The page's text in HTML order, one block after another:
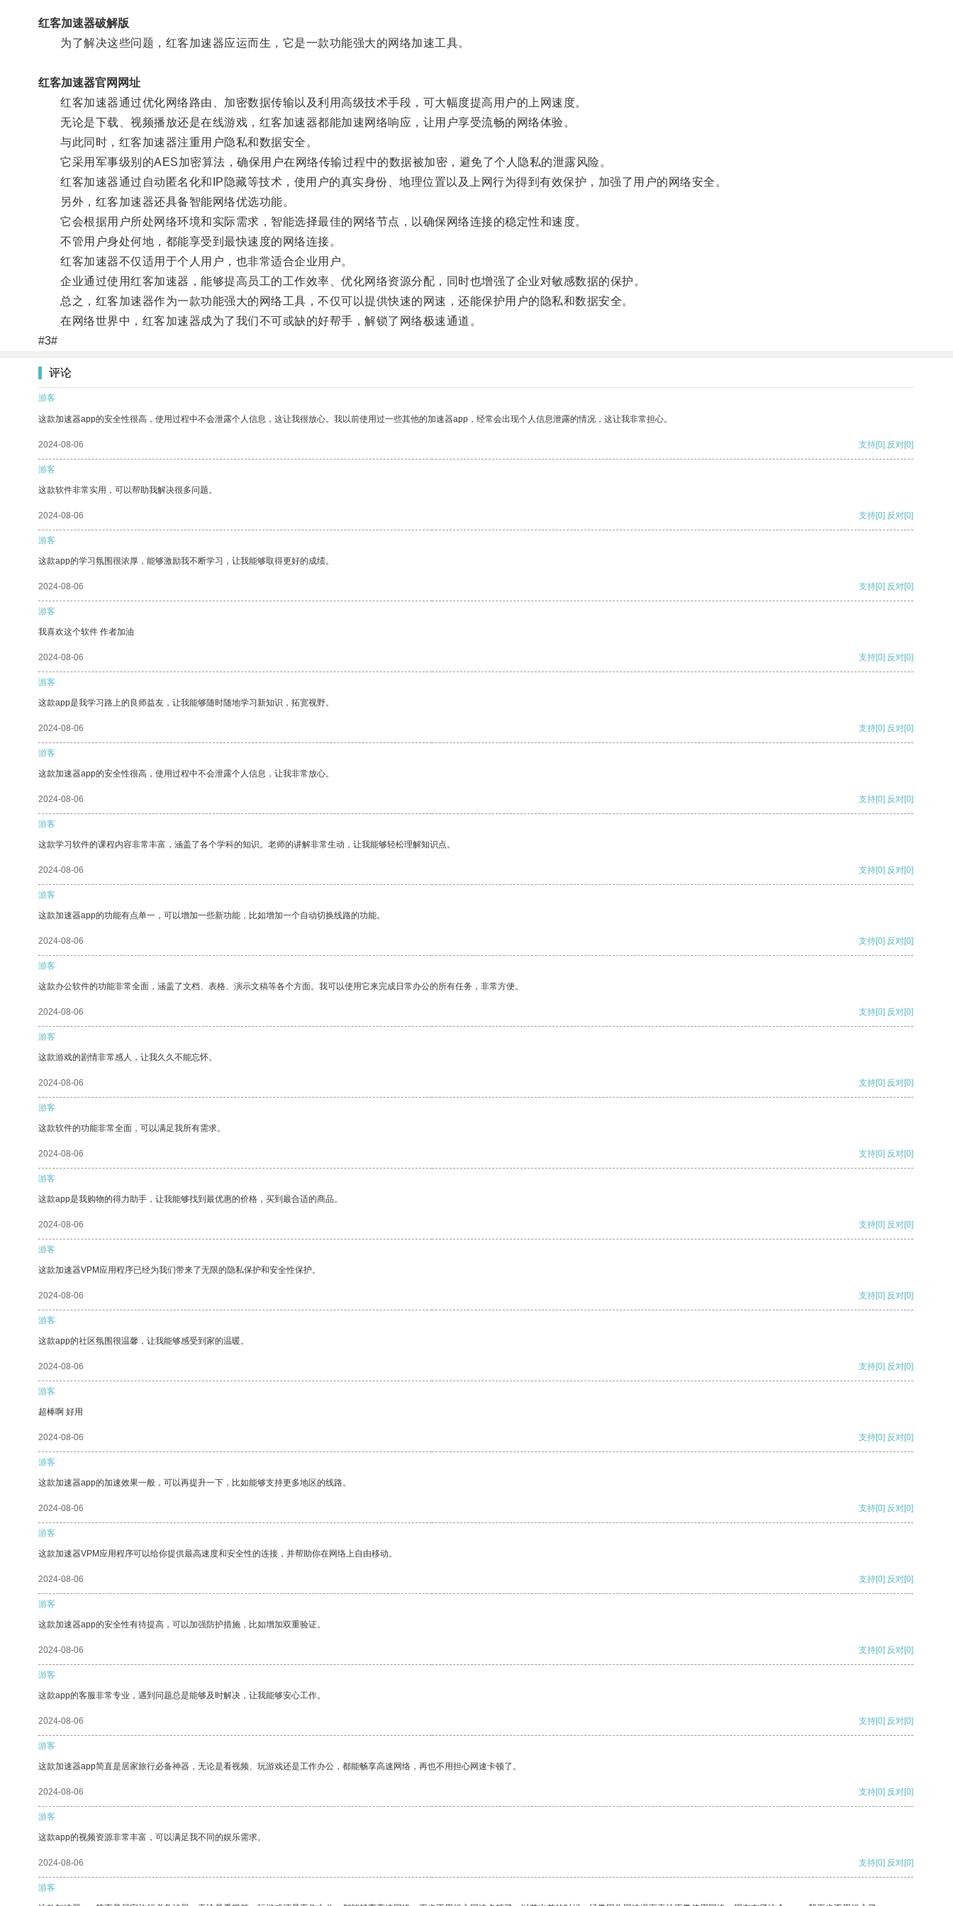
红客加速器破解版
为了解决这些问题，红客加速器应运而生，它是一款功能强大的网络加速工具。
红客加速器官网网址
红客加速器通过优化网络路由、加密数据传输以及利用高级技术手段，可大幅度提高用户的上网速度。
无论是下载、视频播放还是在线游戏，红客加速器都能加速网络响应，让用户享受流畅的网络体验。
与此同时，红客加速器注重用户隐私和数据安全。
它采用军事级别的AES加密算法，确保用户在网络传输过程中的数据被加密，避免了个人隐私的泄露风险。
红客加速器通过自动匿名化和IP隐藏等技术，使用户的真实身份、地理位置以及上网行为得到有效保护，加强了用户的网络安全。
另外，红客加速器还具备智能网络优选功能。
它会根据用户所处网络环境和实际需求，智能选择最佳的网络节点，以确保网络连接的稳定性和速度。
不管用户身处何地，都能享受到最快速度的网络连接。
红客加速器不仅适用于个人用户，也非常适合企业用户。
企业通过使用红客加速器，能够提高员工的工作效率、优化网络资源分配，同时也增强了企业对敏感数据的保护。
总之，红客加速器作为一款功能强大的网络工具，不仅可以提供快速的网速，还能保护用户的隐私和数据安全。
在网络世界中，红客加速器成为了我们不可或缺的好帮手，解锁了网络极速通道。
#3#
评论
游客
这款加速器app的安全性很高，使用过程中不会泄露个人信息，这让我很放心。我以前使用过一些其他的加速器app，经常会出现个人信息泄露的情况，这让我非常担心。
2024-08-06 支持[0] 反对[0]
游客
这款软件非常实用，可以帮助我解决很多问题。
2024-08-06 支持[0] 反对[0]
游客
这款app的学习氛围很浓厚，能够激励我不断学习，让我能够取得更好的成绩。
2024-08-06 支持[0] 反对[0]
游客
我喜欢这个软件 作者加油
2024-08-06 支持[0] 反对[0]
游客
这款app是我学习路上的良师益友，让我能够随时随地学习新知识，拓宽视野。
2024-08-06 支持[0] 反对[0]
游客
这款加速器app的安全性很高，使用过程中不会泄露个人信息，让我非常放心。
2024-08-06 支持[0] 反对[0]
游客
这款学习软件的课程内容非常丰富，涵盖了各个学科的知识。老师的讲解非常生动，让我能够轻松理解知识点。
2024-08-06 支持[0] 反对[0]
游客
这款加速器app的功能有点单一，可以增加一些新功能，比如增加一个自动切换线路的功能。
2024-08-06 支持[0] 反对[0]
游客
这款办公软件的功能非常全面，涵盖了文档、表格、演示文稿等各个方面。我可以使用它来完成日常办公的所有任务，非常方便。
2024-08-06 支持[0] 反对[0]
游客
这款游戏的剧情非常感人，让我久久不能忘怀。
2024-08-06 支持[0] 反对[0]
游客
这款软件的功能非常全面，可以满足我所有需求。
2024-08-06 支持[0] 反对[0]
游客
这款app是我购物的得力助手，让我能够找到最优惠的价格，买到最合适的商品。
2024-08-06 支持[0] 反对[0]
游客
这款加速器VPM应用程序已经为我们带来了无限的隐私保护和安全性保护。
2024-08-06 支持[0] 反对[0]
游客
这款app的社区氛围很温馨，让我能够感受到家的温暖。
2024-08-06 支持[0] 反对[0]
游客
超棒啊 好用
2024-08-06 支持[0] 反对[0]
游客
这款加速器app的加速效果一般，可以再提升一下，比如能够支持更多地区的线路。
2024-08-06 支持[0] 反对[0]
游客
这款加速器VPM应用程序可以给你提供最高速度和安全性的连接，并帮助你在网络上自由移动。
2024-08-06 支持[0] 反对[0]
游客
这款加速器app的安全性有待提高，可以加强防护措施，比如增加双重验证。
2024-08-06 支持[0] 反对[0]
游客
这款app的客服非常专业，遇到问题总是能够及时解决，让我能够安心工作。
2024-08-06 支持[0] 反对[0]
游客
这款加速器app简直是居家旅行必备神器，无论是看视频、玩游戏还是工作办公，都能畅享高速网络，再也不用担心网速卡顿了。
2024-08-06 支持[0] 反对[0]
游客
这款app的视频资源非常丰富，可以满足我不同的娱乐需求。
2024-08-06 支持[0] 反对[0]
游客